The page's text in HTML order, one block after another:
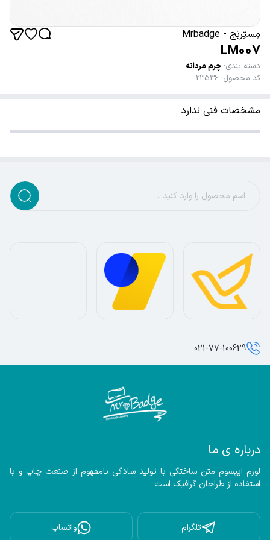
مِستِربَج - Mrbadge
LM007
دسته بندی: چرم مردانه
کد محصول:
23536
مشخصات فنی ندارد
درباره ی ما
استفاده از طراحان گرافیک است
تلگرام واتساپ
021-77-100629